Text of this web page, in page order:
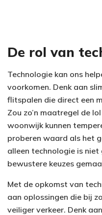
De rol van
Technologie kan ons
voorkomen. Denk aan
flitspalen die direct een
Zou zo’n maatregel de
woonwijk kunnen
proberen waard als het
alleen technologie is niet
bewustere keuzes
Met de opkomst van
aan oplossingen die bij
veiliger verkeer. Denk